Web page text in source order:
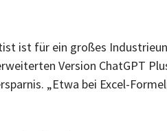
ist für ein großes
Version ChatGPT
„Etwa bei Excel-